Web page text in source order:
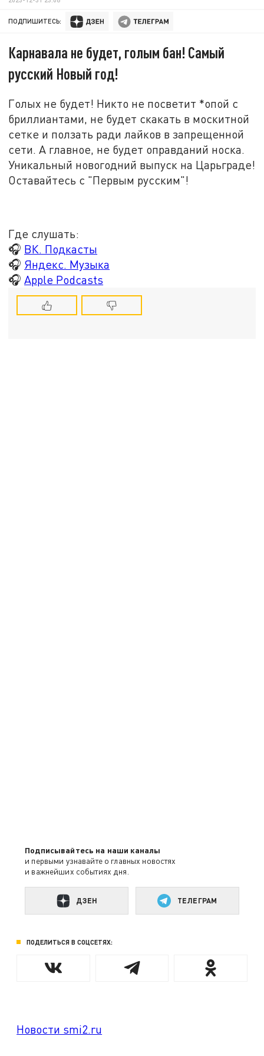
ПОДПИШИТЕСЬ:
Карнавала не будет, голым бан! Самый
русский Новый год!
Голых не будет! Никто не посветит *опой с
бриллиантами, не будет скакать в москитной
сетке и ползать ради лайков в запрещенной
сети. А главное, не будет оправданий носка.
Уникальный новогодний выпуск на Царьграде!
Оставайтесь с "Первым русским"!
Где слушать:
🎧 ВК. Подкасты
🎧 Яндекс. Музыка
🎧Apple Podcasts
Подписывайтесь на наши каналы
и первыми узнавайте о главных новостях
и важнейших событиях дня.
ДЗЕН ТЕЛЕГРАМ
ПОДЕЛИТЬСЯ В СОЦСЕТЯХ:
Новости smi2.ru